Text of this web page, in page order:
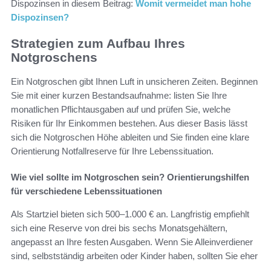
Dispozinsen in diesem Beitrag: Womit vermeidet man hohe
Dispozinsen?
Strategien zum Aufbau Ihres
Notgroschens
Ein Notgroschen gibt Ihnen Luft in unsicheren Zeiten. Beginnen
Sie mit einer kurzen Bestandsaufnahme: listen Sie Ihre
monatlichen Pflichtausgaben auf und prüfen Sie, welche
Risiken für Ihr Einkommen bestehen. Aus dieser Basis lässt
sich die Notgroschen Höhe ableiten und Sie finden eine klare
Orientierung Notfallreserve für Ihre Lebenssituation.
Wie viel sollte im Notgroschen sein? Orientierungshilfen
für verschiedene Lebenssituationen
Als Startziel bieten sich 500–1.000 € an. Langfristig empfiehlt
sich eine Reserve von drei bis sechs Monatsgehältern,
angepasst an Ihre festen Ausgaben. Wenn Sie Alleinverdiener
sind, selbstständig arbeiten oder Kinder haben, sollten Sie eher